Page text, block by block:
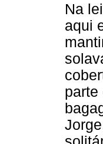
Na
aqui
parte